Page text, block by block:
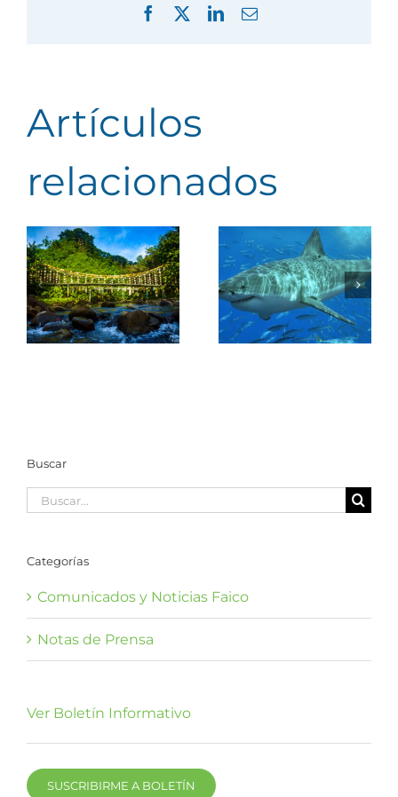
Facebook LinkedInCorreo
Artículos
relacionados
Investigarán
comportamiento
de tiburones
del Parque
Nacional Isla
Investigarán
de tiburones
migratorios en
la Isla del Coco
Buscar
Buscar:
Categorías
Comunicados y Noticias Faico
Notas de Prensa
Ver Boletín Informativo
SUSCRIBIRME A BOLETÍN